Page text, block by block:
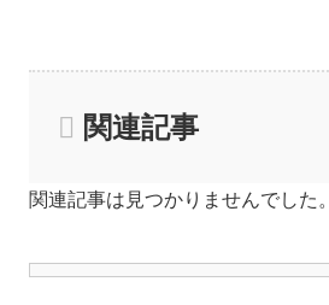
関連記事
関連記事は見つかりませんでした。